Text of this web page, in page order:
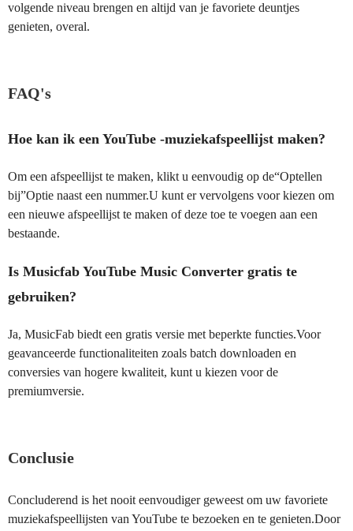
volgende niveau brengen en altijd van je favoriete deuntjes
genieten, overal.
FAQ's
Hoe kan ik een YouTube -muziekafspeellijst maken?
Om een afspeellijst te maken, klikt u eenvoudig op de“Optellen
bij”Optie naast een nummer.U kunt er vervolgens voor kiezen om
een nieuwe afspeellijst te maken of deze toe te voegen aan een
bestaande.
Is Musicfab YouTube Music Converter gratis te
gebruiken?
Ja, MusicFab biedt een gratis versie met beperkte functies.Voor
geavanceerde functionaliteiten zoals batch downloaden en
conversies van hogere kwaliteit, kunt u kiezen voor de
premiumversie.
Conclusie
Concluderend is het nooit eenvoudiger geweest om uw favoriete
muziekafspeellijsten van YouTube te bezoeken en te genieten.Door